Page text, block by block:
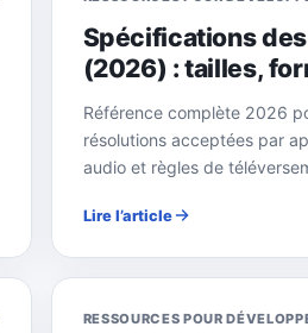
Spécifications
(2026) : tailles,
Référence complète 2026
résolutions acceptées par
audio et règles de
Lire l’article
RESSOURCES POUR